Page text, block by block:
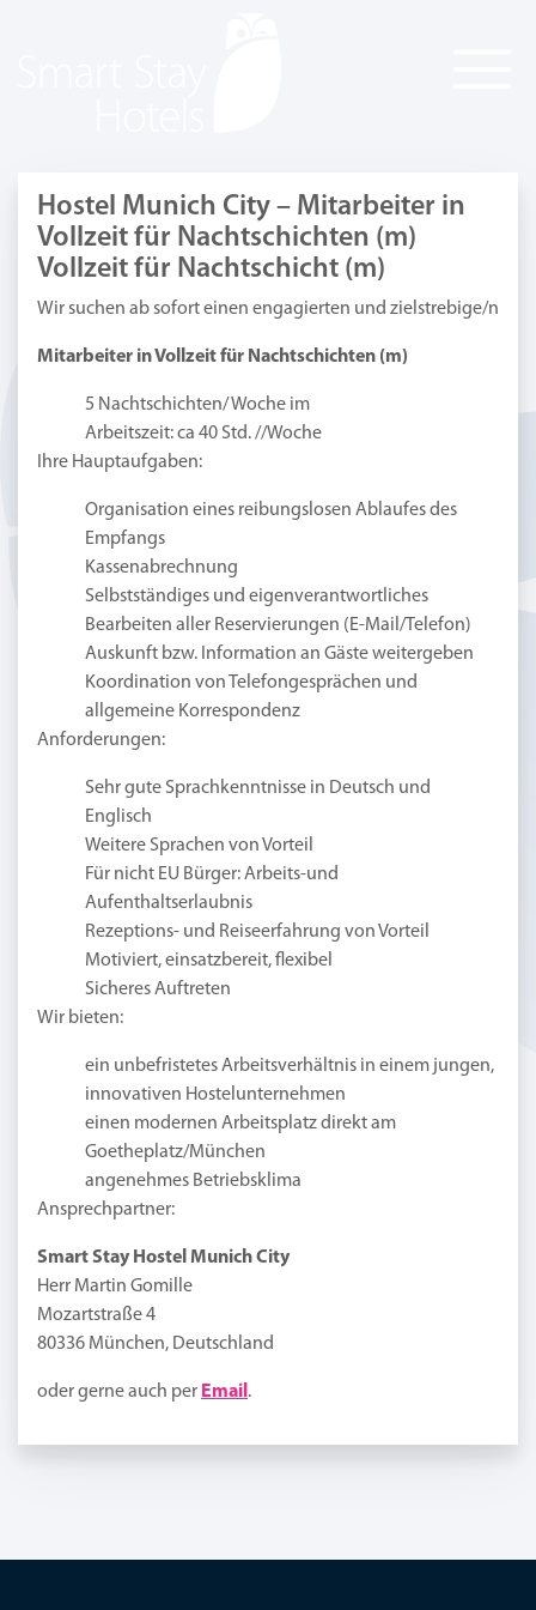
Hostel Munich City – Mitarbeiter in
Vollzeit für Nachtschichten (m)
Vollzeit für Nachtschicht (m)
Wir suchen ab sofort einen engagierten und zielstrebige/n
Mitarbeiter in Vollzeit für Nachtschichten (m)
5 Nachtschichten/ Woche im
Arbeitszeit: ca 40 Std. //Woche
Ihre Hauptaufgaben:
Organisation eines reibungslosen Ablaufes des
Empfangs
Kassenabrechnung
Selbstständiges und eigenverantwortliches
Bearbeiten aller Reservierungen (E-Mail/Telefon)
Auskunft bzw. Information an Gäste weitergeben
Koordination von Telefongesprächen und
allgemeine Korrespondenz
Anforderungen:
Sehr gute Sprachkenntnisse in Deutsch und
Englisch
Weitere Sprachen von Vorteil
Für nicht EU Bürger: Arbeits-und
Aufenthaltserlaubnis
Rezeptions- und Reiseerfahrung von Vorteil
Motiviert, einsatzbereit, flexibel
Sicheres Auftreten
Wir bieten:
ein unbefristetes Arbeitsverhältnis in einem jungen,
innovativen Hostelunternehmen
einen modernen Arbeitsplatz direkt am
Goetheplatz/München
angenehmes Betriebsklima
Ansprechpartner:
Smart Stay Hostel Munich City
Herr Martin Gomille
Mozartstraße 4
80336 München, Deutschland
oder gerne auch per Email .